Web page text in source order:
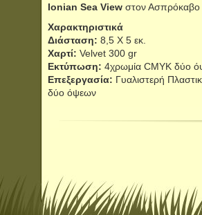
Ionian Sea View στον Ασπρόκαβο
Χαρακτηριστικά
Διάσταση: 8,5 Χ 5 εκ.
Χαρτί: Velvet 300 gr
Εκτύπωση: 4χρωμία CMYK δύο
Επεξεργασία: Γυαλιστερή
δύο όψεων